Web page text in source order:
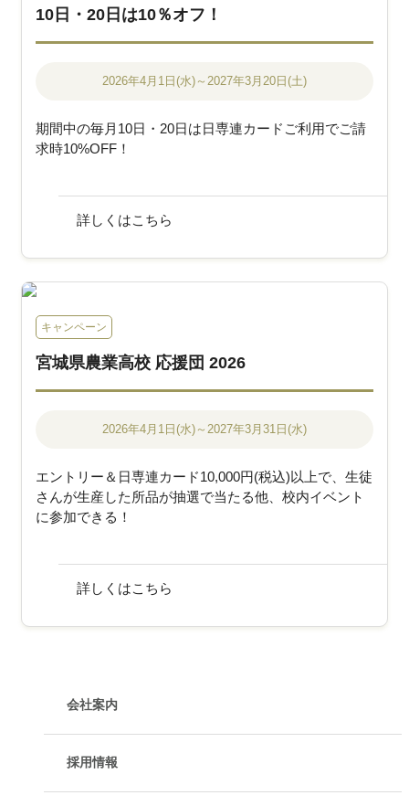
10日・20日は10％オフ！
2026年4月1日(水)～2027年3月20日(土)
期間中の毎月10日・20日は日専連カードご利用でご請
求時10%OFF！
詳しくはこちら
キャンペーン
宮城県農業高校 応援団 2026
2026年4月1日(水)～2027年3月31日(水)
エントリー＆日専連カード10,000円(税込)以上で、生徒
さんが生産した所品が抽選で当たる他、校内イベント
に参加できる！
詳しくはこちら
会社案内
採用情報